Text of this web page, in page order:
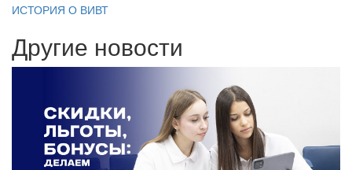
ИСТОРИЯ О ВИВТ
Другие новости